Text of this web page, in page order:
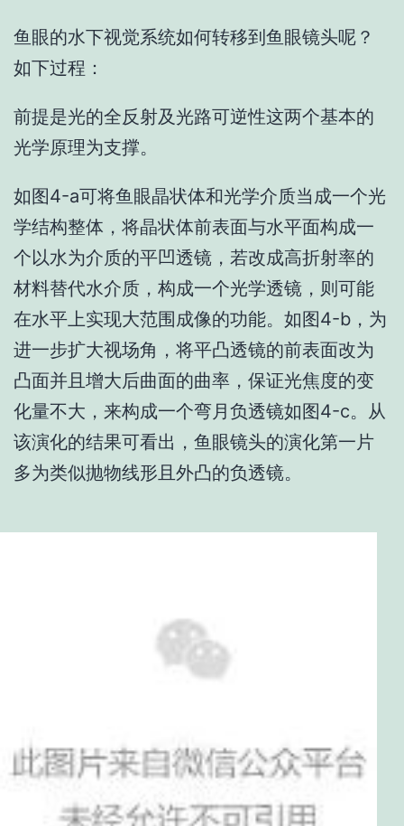
鱼眼的水下视觉系统如何转移到鱼眼镜头呢？
如下过程：
前提是光的全反射及光路可逆性这两个基本的
光学原理为支撑。
如图4-a可将鱼眼晶状体和光学介质当成一个光
学结构整体，将晶状体前表面与水平面构成一
个以水为介质的平凹透镜，若改成高折射率的
材料替代水介质，构成一个光学透镜，则可能
在水平上实现大范围成像的功能。如图4-b，为
进一步扩大视场角，将平凸透镜的前表面改为
凸面并且增大后曲面的曲率，保证光焦度的变
化量不大，来构成一个弯月负透镜如图4-c。从
该演化的结果可看出，鱼眼镜头的演化第一片
多为类似抛物线形且外凸的负透镜。